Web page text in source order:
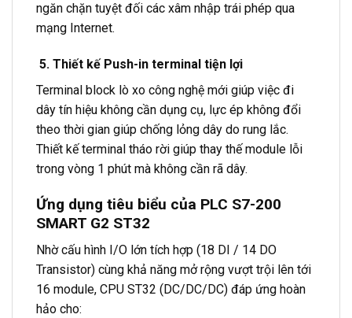
ngăn chặn tuyệt đối các xâm nhập trái phép qua
mạng Internet.
5. Thiết kế Push-in terminal tiện lợi
Terminal block lò xo công nghệ mới giúp việc đi
dây tín hiệu không cần dụng cụ, lực ép không đổi
theo thời gian giúp chống lỏng dây do rung lắc.
Thiết kế terminal tháo rời giúp thay thế module lỗi
trong vòng 1 phút mà không cần rã dây.
Ứng dụng tiêu biểu của PLC S7-200
SMART G2 ST32
Nhờ cấu hình I/O lớn tích hợp (18 DI / 14 DO
Transistor) cùng khả năng mở rộng vượt trội lên tới
16 module, CPU ST32 (DC/DC/DC) đáp ứng hoàn
hảo cho: